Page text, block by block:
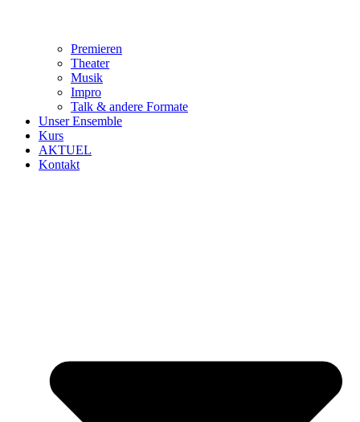
Premieren
Theater
Musik
Impro
Talk & andere Formate
Unser Ensemble
Kurs
AKTUEL
Kontakt